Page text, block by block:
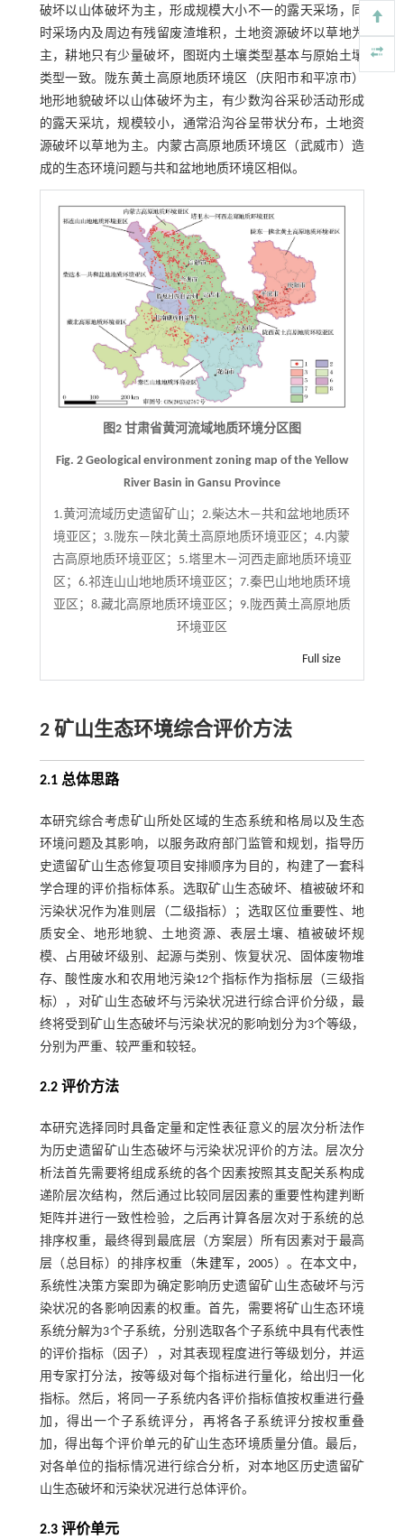
破坏以山体破坏为主，形成规模大小不一的露天采场，同
时采场内及周边有残留废渣堆积，土地资源破坏以草地为
主，耕地只有少量破坏，图斑内土壤类型基本与原始土壤
类型一致。陇东黄土高原地质环境区（庆阳市和平凉市）
地形地貌破坏以山体破坏为主，有少数沟谷采砂活动形成
的露天采坑，规模较小，通常沿沟谷呈带状分布，土地资
源破坏以草地为主。内蒙古高原地质环境区（武威市）造
成的生态环境问题与共和盆地地质环境区相似。
图2 甘肃省黄河流域地质环境分区图
Fig. 2 Geological environment zoning map of the Yellow
River Basin in Gansu Province
1.黄河流域历史遗留矿山；2.柴达木—共和盆地地质环
境亚区；3.陇东—陕北黄土高原地质环境亚区；4.内蒙
古高原地质环境亚区；5.塔里木—河西走廊地质环境亚
区；6.祁连山山地地质环境亚区；7.秦巴山地地质环境
亚区；8.藏北高原地质环境亚区；9.陇西黄土高原地质
环境亚区
Full size
2 矿山生态环境综合评价方法
2.1 总体思路
本研究综合考虑矿山所处区域的生态系统和格局以及生态
环境问题及其影响，以服务政府部门监管和规划，指导历
史遗留矿山生态修复项目安排顺序为目的，构建了一套科
学合理的评价指标体系。选取矿山生态破坏、植被破坏和
污染状况作为准则层（二级指标）；选取区位重要性、地
质安全、地形地貌、土地资源、表层土壤、植被破坏规
模、占用破坏级别、起源与类别、恢复状况、固体废物堆
存、酸性废水和农用地污染12个指标作为指标层（三级指
标），对矿山生态破坏与污染状况进行综合评价分级，最
终将受到矿山生态破坏与污染状况的影响划分为3个等级，
分别为严重、较严重和较轻。
2.2 评价方法
本研究选择同时具备定量和定性表征意义的层次分析法作
为历史遗留矿山生态破坏与污染状况评价的方法。层次分
析法首先需要将组成系统的各个因素按照其支配关系构成
递阶层次结构，然后通过比较同层因素的重要性构建判断
矩阵并进行一致性检验，之后再计算各层次对于系统的总
排序权重，最终得到最底层（方案层）所有因素对于最高
层（总目标）的排序权重（朱建军，2005）。在本文中，
系统性决策方案即为确定影响历史遗留矿山生态破坏与污
染状况的各影响因素的权重。首先，需要将矿山生态环境
系统分解为3个子系统，分别选取各个子系统中具有代表性
的评价指标（因子），对其表现程度进行等级划分，并运
用专家打分法，按等级对每个指标进行量化，给出归一化
指标。然后，将同一子系统内各评价指标值按权重进行叠
加，得出一个子系统评分，再将各子系统评分按权重叠
加，得出每个评价单元的矿山生态环境质量分值。最后，
对各单位的指标情况进行综合分析，对本地区历史遗留矿
山生态破坏和污染状况进行总体评价。
2.3 评价单元